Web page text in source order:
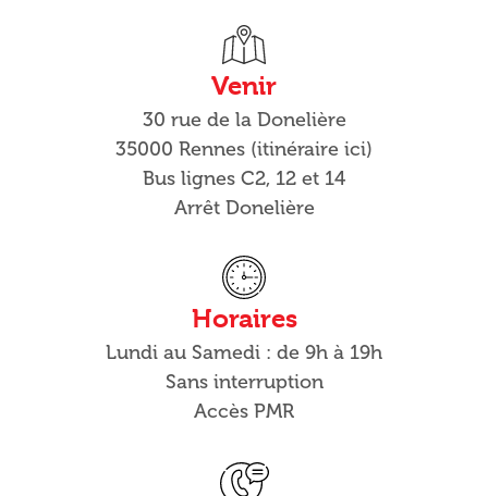
Venir
30 rue de la Donelière
35000 Rennes (itinéraire ici)
Bus lignes C2, 12 et 14
Arrêt Donelière
Horaires
Lundi au Samedi : de 9h à 19h
Sans interruption
Accès PMR